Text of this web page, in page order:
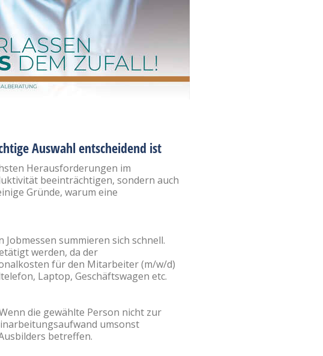
Auswahl entscheidend ist
Herausforderungen im
beeinträchtigen, sondern auch
Gründe, warum eine
summieren sich schnell.
werden, da der
für den Mitarbeiter (m/w/d)
Laptop, Geschäftswagen etc.
die gewählte Person nicht zur
umsonst
betreffen.